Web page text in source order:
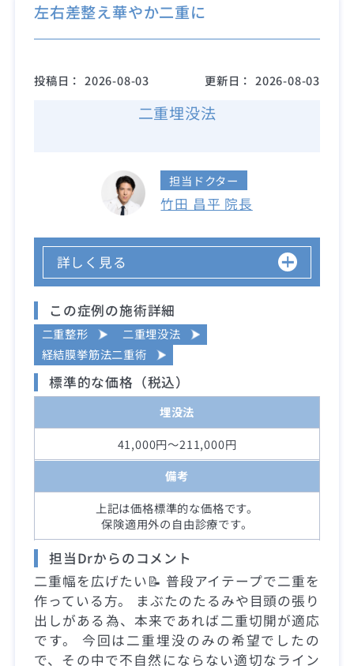
左右差整え華やか二重に
投稿日： 2026-08-03 更新日： 2026-08-03
二重埋没法
担当ドクター
竹田 昌平 院長
詳しく見る
この症例の施術詳細
二重整形
二重埋没法
経結膜挙筋法二重術
標準的な価格（税込）
埋没法
41,000円～211,000円
備考
上記は価格標準的な価格です。
保険適用外の自由診療です。
担当Drからのコメント
二重幅を広げたい📝 普段アイテープで二重を
作っている方。 まぶたのたるみや目頭の張り
出しがある為、本来であれば二重切開が適応
です。 今回は二重埋没のみの希望でしたの
で、その中で不自然にならない適切なライン